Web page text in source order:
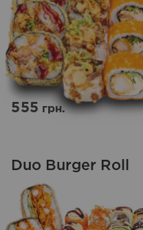
555грн.
Duo Burger Roll